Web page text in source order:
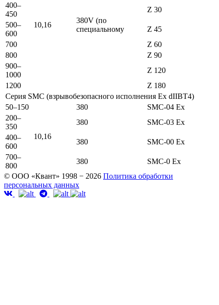
10,16
380V (по
специальному
400–
450
Z 30
500–
600
Z 45
700
Z 60
800
Z 90
900–
1000
Z 120
1200
Z 180
Серия SMC (взрывобезопасного исполнения Ex dIIBT4)
50–150
10,16
380
SMC-04 Ex
200–
350
380
SMC-03 Ex
400–
600
380
SMC-00 Ex
700–
800
380
SMC-0 Ex
© ООО «Квант» 1998 − 2026 Политика обработки
персональных данных